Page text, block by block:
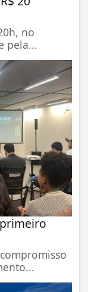
no
pela...